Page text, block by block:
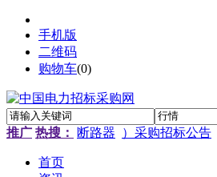
手机版
二维码
购物车(0)
推广 热搜： 断路器 ）采购招标公告
首页